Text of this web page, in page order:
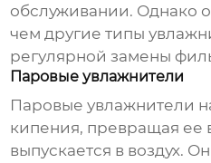
обслуживании. Однако
чем другие типы
регулярной замены
Паровые увлажнители
Паровые увлажнители
кипения, превращая ее
выпускается в воздух.